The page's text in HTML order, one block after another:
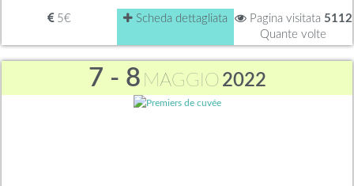
5€ Scheda dettagliata Pagina visitata 5112
Quante volte
7 - 8 MAGGIO 2022